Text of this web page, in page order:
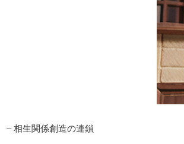
– 相生関係創造の連鎖